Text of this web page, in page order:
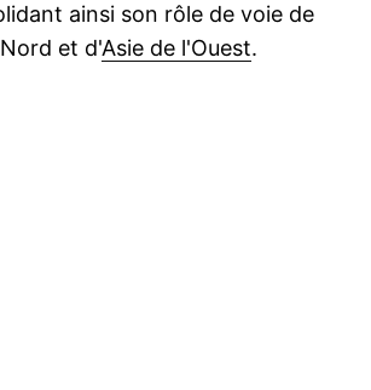
ainsi son rôle de voie de
et d'Asie de l'Ouest.